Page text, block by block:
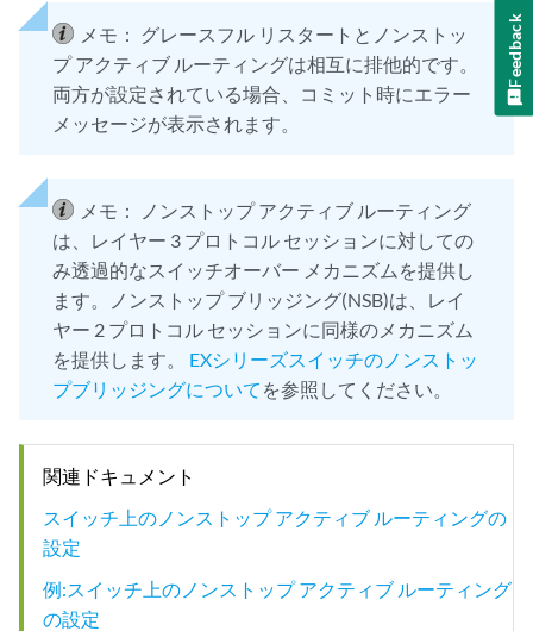
メモ：
グレースフル リスタートとノンストッ
プ アクティブ ルーティングは相互に排他的です。
両方が設定されている場合、コミット時にエラー
メッセージが表示されます。
メモ：
ノンストップ アクティブ ルーティング
は、レイヤー 3 プロトコル セッションに対しての
み透過的なスイッチオーバー メカニズムを提供し
ます。ノンストップ ブリッジング(NSB)は、レイ
ヤー 2 プロトコル セッションに同様のメカニズム
を提供します。 EXシリーズスイッチのノンストッ
プブリッジングについて を参照してください。
関連ドキュメント
スイッチ上のノンストップ アクティブ ルーティングの
設定
例:スイッチ上のノンストップ アクティブ ルーティング
の設定
Feedback